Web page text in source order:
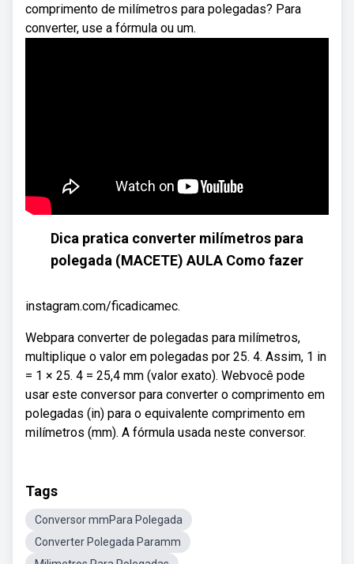
comprimento de milímetros para polegadas? Para
converter, use a fórmula ou um.
Dica pratica converter milímetros para
polegada (MACETE) AULA Como fazer
instagram.com/ficadicamec.
Webpara converter de polegadas para milímetros,
multiplique o valor em polegadas por 25. 4. Assim, 1 in
= 1 × 25. 4 = 25,4 mm (valor exato). Webvocê pode
usar este conversor para converter o comprimento em
polegadas (in) para o equivalente comprimento em
milímetros (mm). A fórmula usada neste conversor.
Tags
Conversor mmPara Polegada
Converter Polegada Paramm